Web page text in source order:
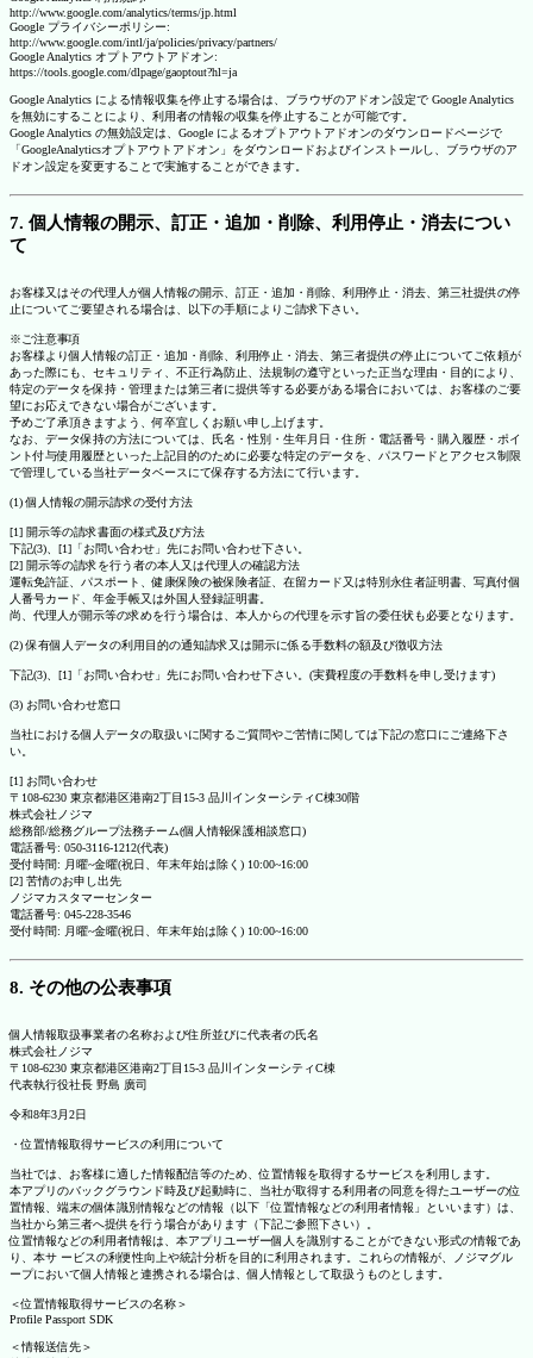
http://www.google.com/analytics/terms/jp.html
Google プライバシーポリシー:
http://www.google.com/intl/ja/policies/privacy/partners/
Google Analytics オプトアウトアドオン:
https://tools.google.com/dlpage/gaoptout?hl=ja
Google Analytics による情報収集を停止する場合は、ブラウザのアドオン設定で Google Analytics
を無効にすることにより、利用者の情報の収集を停止することが可能です。
Google Analytics の無効設定は、Google によるオプトアウトアドオンのダウンロードページで
「GoogleAnalyticsオプトアウトアドオン」をダウンロードおよびインストールし、ブラウザのア
ドオン設定を変更することで実施することができます。
7. 個人情報の開示、訂正・追加・削除、利用停止・消去につい
て
お客様又はその代理人が個人情報の開示、訂正・追加・削除、利用停止・消去、第三社提供の停
止についてご要望される場合は、以下の手順によりご請求下さい。
※ご注意事項
お客様より個人情報の訂正・追加・削除、利用停止・消去、第三者提供の停止についてご依頼が
あった際にも、セキュリティ、不正行為防止、法規制の遵守といった正当な理由・目的により、
特定のデータを保持・管理または第三者に提供等する必要がある場合においては、お客様のご要
望にお応えできない場合がございます。
予めご了承頂きますよう、何卒宜しくお願い申し上げます。
なお、データ保持の方法については、氏名・性別・生年月日・住所・電話番号・購入履歴・ポイ
ント付与使用履歴といった上記目的のために必要な特定のデータを、パスワードとアクセス制限
で管理している当社データベースにて保存する方法にて行います。
(1) 個人情報の開示請求の受付方法
[1] 開示等の請求書面の様式及び方法
下記(3)、[1]「お問い合わせ」先にお問い合わせ下さい。
[2] 開示等の請求を行う者の本人又は代理人の確認方法
運転免許証、パスポート、健康保険の被保険者証、在留カード又は特別永住者証明書、写真付個
人番号カード、年金手帳又は外国人登録証明書。
尚、代理人が開示等の求めを行う場合は、本人からの代理を示す旨の委任状も必要となります。
(2) 保有個人データの利用目的の通知請求又は開示に係る手数料の額及び徴収方法
下記(3)、[1]「お問い合わせ」先にお問い合わせ下さい。(実費程度の手数料を申し受けます)
(3) お問い合わせ窓口
当社における個人データの取扱いに関するご質問やご苦情に関しては下記の窓口にご連絡下さ
い。
[1] お問い合わせ
〒108-6230 東京都港区港南2丁目15-3 品川インターシティC棟30階
株式会社ノジマ
総務部/総務グループ法務チーム(個人情報保護相談窓口)
電話番号: 050-3116-1212(代表)
受付時間: 月曜~金曜(祝日、年末年始は除く) 10:00~16:00
[2] 苦情のお申し出先
ノジマカスタマーセンター
電話番号: 045-228-3546
受付時間: 月曜~金曜(祝日、年末年始は除く) 10:00~16:00
8. その他の公表事項
個人情報取扱事業者の名称および住所並びに代表者の氏名
株式会社ノジマ
〒108-6230 東京都港区港南2丁目15-3 品川インターシティC棟
代表執行役社長 野島 廣司
令和8年3月2日
・位置情報取得サービスの利用について
当社では、お客様に適した情報配信等のため、位置情報を取得するサービスを利用します。
本アプリのバックグラウンド時及び起動時に、当社が取得する利用者の同意を得たユーザーの位
置情報、端末の個体識別情報などの情報（以下「位置情報などの利用者情報」といいます）は、
当社から第三者へ提供を行う場合があります（下記ご参照下さい）。
位置情報などの利用者情報は、本アプリユーザー個人を識別することができない形式の情報であ
り、本サ ービスの利便性向上や統計分析を目的に利用されます。これらの情報が、ノジマグル
ープにおいて個人情報と連携される場合は、個人情報として取扱うものとします。
＜位置情報取得サービスの名称＞
Profile Passport SDK
＜情報送信先＞